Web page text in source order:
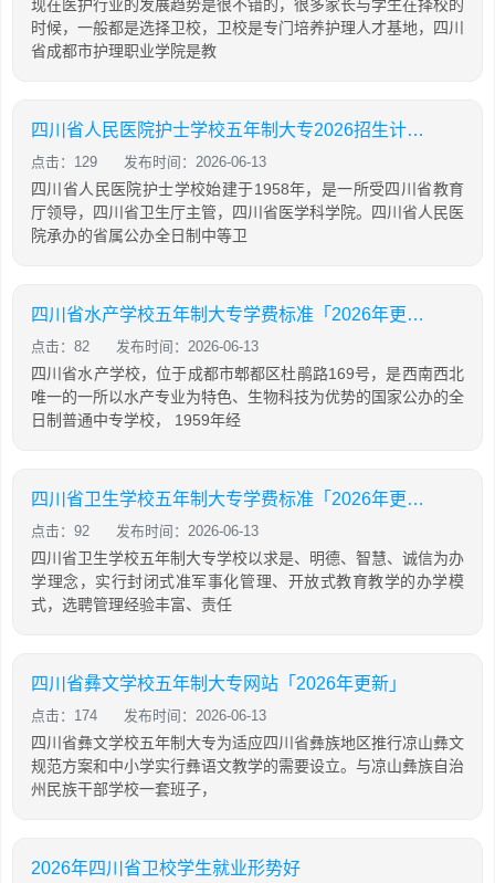
现在医护行业的发展趋势是很不错的，很多家长与学生在择校的
时候，一般都是选择卫校，卫校是专门培养护理人才基地，四川
省成都市护理职业学院是教
四川省人民医院护士学校五年制大专2026招生计划「2026年更新」
点击：129 发布时间：2026-06-13
四川省人民医院护士学校始建于1958年，是一所受四川省教育
厅领导，四川省卫生厅主管，四川省医学科学院。四川省人民医
院承办的省属公办全日制中等卫
四川省水产学校五年制大专学费标准「2026年更新」
点击：82 发布时间：2026-06-13
四川省水产学校，位于成都市郫都区杜鹃路169号，是西南西北
唯一的一所以水产专业为特色、生物科技为优势的国家公办的全
日制普通中专学校， 1959年经
四川省卫生学校五年制大专学费标准「2026年更新」
点击：92 发布时间：2026-06-13
四川省卫生学校五年制大专学校以求是、明德、智慧、诚信为办
学理念，实行封闭式准军事化管理、开放式教育教学的办学模
式，选聘管理经验丰富、责任
四川省彝文学校五年制大专网站「2026年更新」
点击：174 发布时间：2026-06-13
四川省彝文学校五年制大专为适应四川省彝族地区推行凉山彝文
规范方案和中小学实行彝语文教学的需要设立。与凉山彝族自治
州民族干部学校一套班子，
2026年四川省卫校学生就业形势好